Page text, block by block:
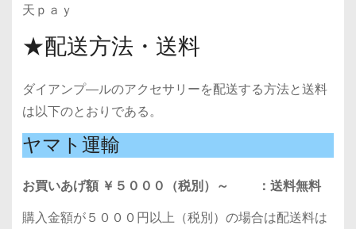
天ｐａｙ
★配送方法・送料
ダイアンプ―ルのアクセサリーを配送する方法と送料
は以下のとおりである。
ヤマト運輸
お買いあげ額 ￥５０００（税別）～ ：送料無料
購入金額が５０００円以上（税別）の場合は配送料は